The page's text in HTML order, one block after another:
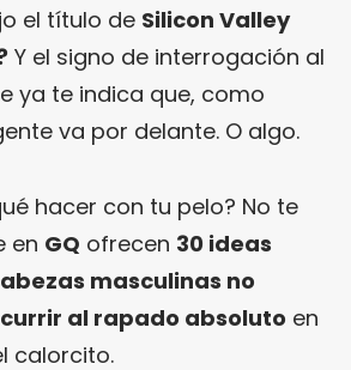
el título de Silicon Valley
Y el signo de interrogación al
ya te indica que, como
va por delante. O algo.
hacer con tu pelo? No te
en GQ ofrecen 30 ideas
masculinas no
al rapado absoluto en
calorcito.